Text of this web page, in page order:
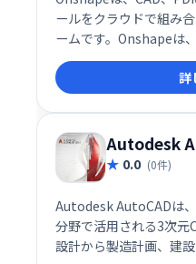
ールをクラウドで組み
ームです。Onshapeは
るために何千もの企業
詳
Autodesk
0.0 (0件)
Autodesk AutoCADは
分野で活用される3次元
設計から製造計画、建